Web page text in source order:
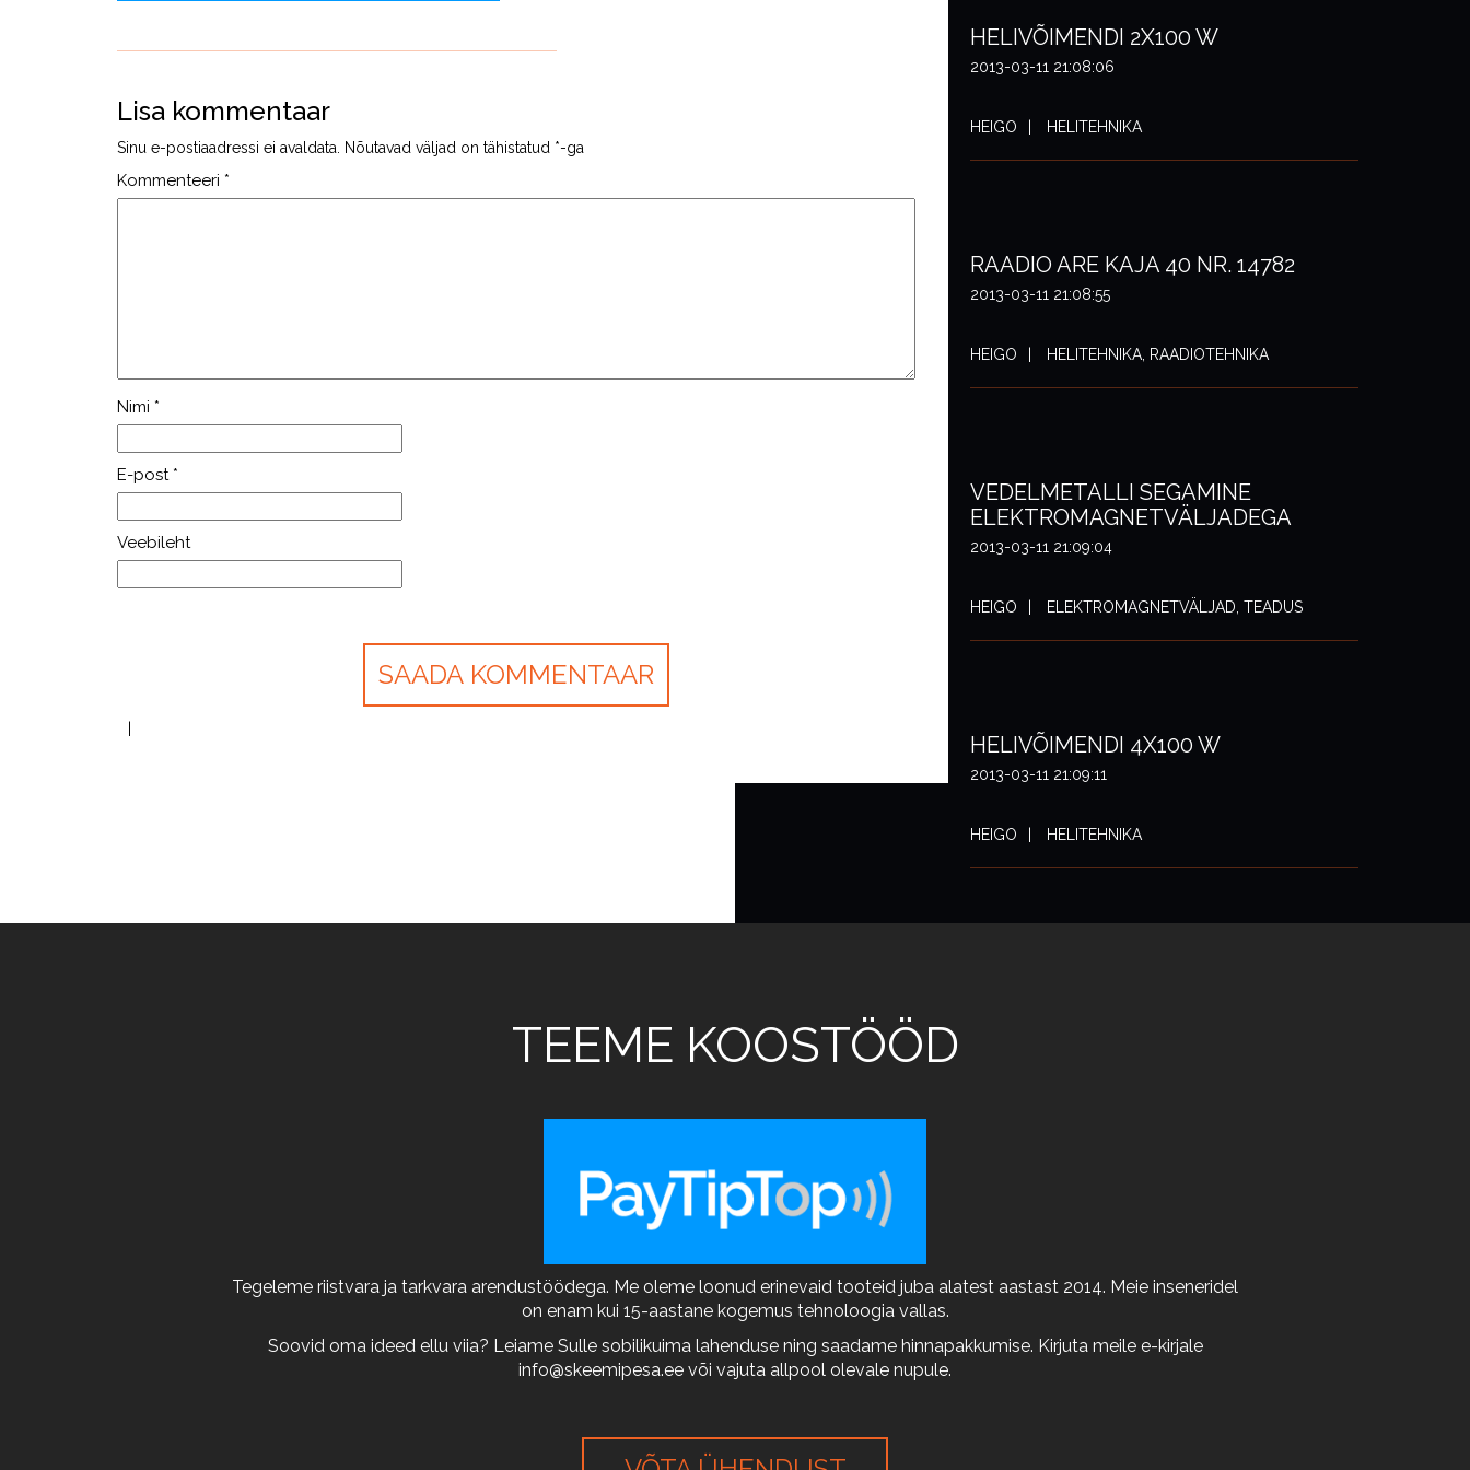
Lisa kommentaar
Sinu e-postiaadressi ei avaldata. Nõutavad väljad on tähistatud *-ga
Kommenteeri *
Nimi *
E-post *
Veebileht
HELIVÕIMENDI 2X100 W
2013-03-11 21:08:06
HEIGO HELITEHNIKA
RAADIO ARE KAJA 40 NR. 14782
2013-03-11 21:08:55
HEIGO HELITEHNIKA, RAADIOTEHNIKA
VEDELMETALLI SEGAMINE
ELEKTROMAGNETVÄLJADEGA
2013-03-11 21:09:04
HEIGO ELEKTROMAGNETVÄLJAD, TEADUS
HELIVÕIMENDI 4X100 W
2013-03-11 21:09:11
HEIGO HELITEHNIKA
TEEME KOOSTÖÖD
Tegeleme riistvara ja tarkvara arendustöödega. Me oleme loonud erinevaid tooteid juba alatest aastast 2014. Meie inseneridel
on enam kui 15-aastane kogemus tehnoloogia vallas.
Soovid oma ideed ellu viia? Leiame Sulle sobilikuima lahenduse ning saadame hinnapakkumise. Kirjuta meile e-kirjale
info@skeemipesa.ee või vajuta allpool olevale nupule.